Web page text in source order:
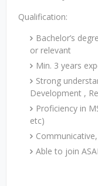
Qualification:
Bachelor’s
or relevant
Min. 3 years
Strong
Development ,
Proficiency in
etc)
Able to join